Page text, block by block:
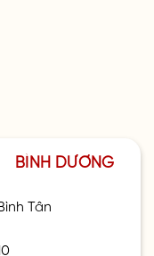
BÌNH DƯƠNG
Tân